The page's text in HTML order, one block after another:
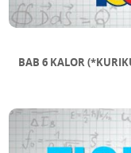
BAB 6 KALOR